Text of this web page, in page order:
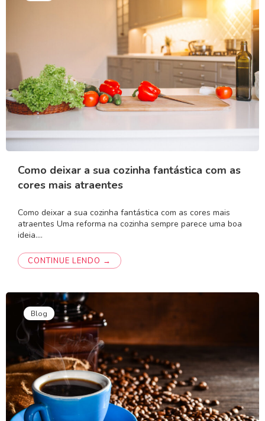
Como deixar a sua cozinha fantástica com as
cores mais atraentes
Como deixar a sua cozinha fantástica com as cores mais
atraentes Uma reforma na cozinha sempre parece uma boa
ideia.…
CONTINUE LENDO →
Blog